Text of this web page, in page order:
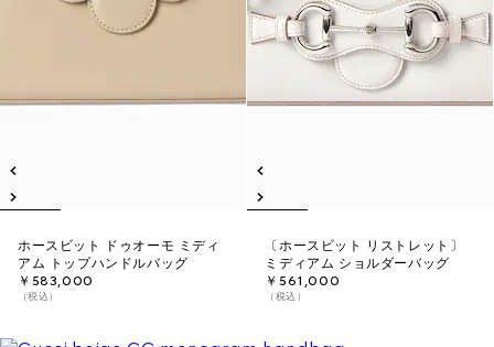
ホースビット ドゥオーモ ミディ
アム トップハンドルバッグ
￥583,000
（税込）
〔ホースビット リストレット〕
ミディアム ショルダーバッグ
￥561,000
（税込）